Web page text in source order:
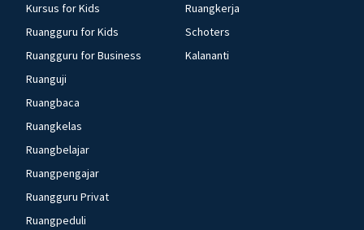
Kursus for Kids
Ruangguru for Kids
Ruangguru for Business
Ruanguji
Ruangbaca
Ruangkelas
Ruangbelajar
Ruangpengajar
Ruangguru Privat
Ruangpeduli
Ruangkerja
Schoters
Kalananti